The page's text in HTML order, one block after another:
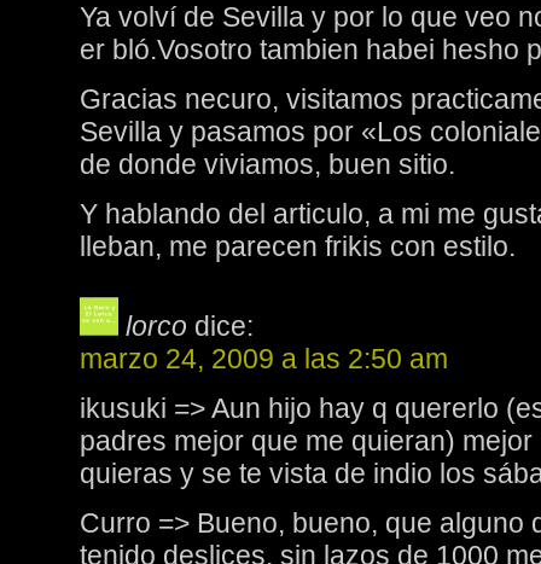
Ya volví de Sevilla y por lo que veo
er bló.Vosotro tambien habei hesho
Gracias necuro, visitamos
Sevilla y pasamos por «Los
de donde viviamos, buen sitio.
Y hablando del articulo, a mi me
lleban, me parecen frikis con estilo.
lorco dice:
marzo 24, 2009 a las 2:50 am
ikusuki => Aun hijo hay q quererlo
padres mejor que me quieran)
quieras y se te vista de indio los
Curro => Bueno, bueno, que alguno
tenido deslices, sin lazos de 1000